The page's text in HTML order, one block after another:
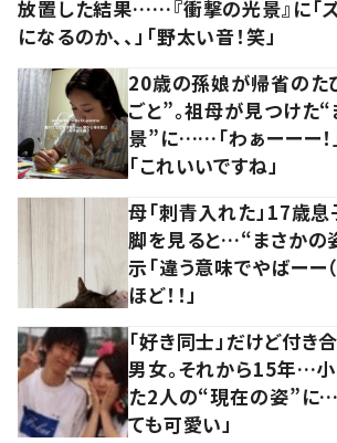
放置した結果……『衝撃の光景』に「
になるのか、、」「野太い音！笑」
20歳の孫娘が帰省のた
ごと”。祖母が見つけた
景”に……「わぁーーー！
「これいいですね」
母「刺青入れた」17歳息
脚を見ると…“まさかの
示「違う意味でやばーー（
ほど！！」
「好き同士」だけど付き
男女。それから15年…
た2人の“現在の姿”に
ても可愛い」